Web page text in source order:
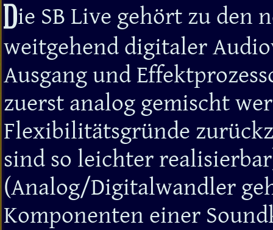
Die SB Live gehört zu den
weitgehend digitaler
Ausgang und
zuerst analog gemischt
Flexibilitätsgründe
sind so leichter
(Analog/Digitalwandler
Komponenten einer